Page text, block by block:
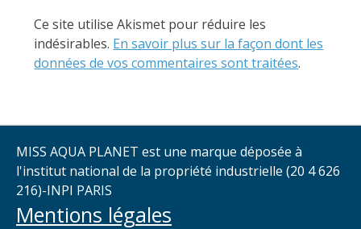
Ce site utilise Akismet pour réduire les
indésirables. En savoir plus sur la façon dont les
données de vos commentaires sont traitées.
MISS AQUA PLANET est une marque déposée à
l'institut national de la propriété industrielle (20 4 626
216)-INPI PARIS
Mentions légales